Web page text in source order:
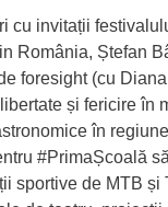
invitații
România, Ștefan
foresight (cu Diana
și fericire în
în
#PrimaȘcoală
de MTB și